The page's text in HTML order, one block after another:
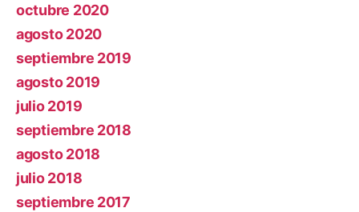
octubre 2020
agosto 2020
septiembre 2019
agosto 2019
julio 2019
septiembre 2018
agosto 2018
julio 2018
septiembre 2017